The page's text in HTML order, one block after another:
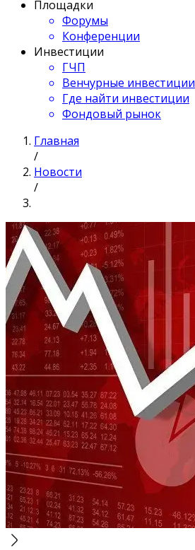
Площадки
Форумы
Конференции
Инвестиции
ГЧП
Венчурные инвестиции
Где найти инвестиции
Фондовый рынок
Главная
/
Новости
/